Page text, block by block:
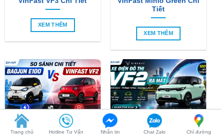
XEM THÊM
So Sánh Chi Tiết Baojun
E100 Và VinFast VF2
XEM THÊM
VinFast VF2 Ra Mắt: Xe
Điện Đô Thị Giá Chỉ 188
Triệu Đồng
Trang chủ Hotline Tư Vấn Nhắn tin Chat Zalo Chỉ đường